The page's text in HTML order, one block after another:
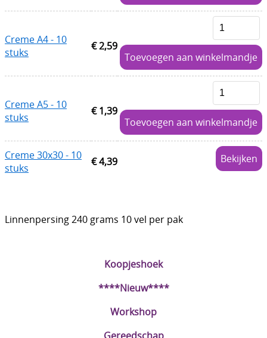
Basis
Bloemen uit crêpepapier of chenille
Kleuren - verf - Mediums
Cadeaubon
DIY Kits
Straffe Combo's!!
Koopjeshoek
****Nieuw****
Workshop
Creme A4 - 10
stuks
€ 2,59
Toevoegen aan winkelmandje
Creme A5 - 10
stuks
€ 1,39
Toevoegen aan winkelmandje
Creme 30x30 - 10
stuks
€ 4,39 Bekijken
Linnenpersing 240 grams 10 vel per pak